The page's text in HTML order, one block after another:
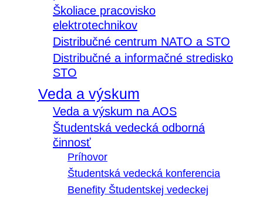
Školiace pracovisko
elektrotechnikov
Distribučné centrum NATO a STO
Distribučné a informačné stredisko
STO
Veda a výskum
Veda a výskum na AOS
Študentská vedecká odborná
činnosť
Príhovor
Študentská vedecká konferencia
Benefity Študentskej vedeckej